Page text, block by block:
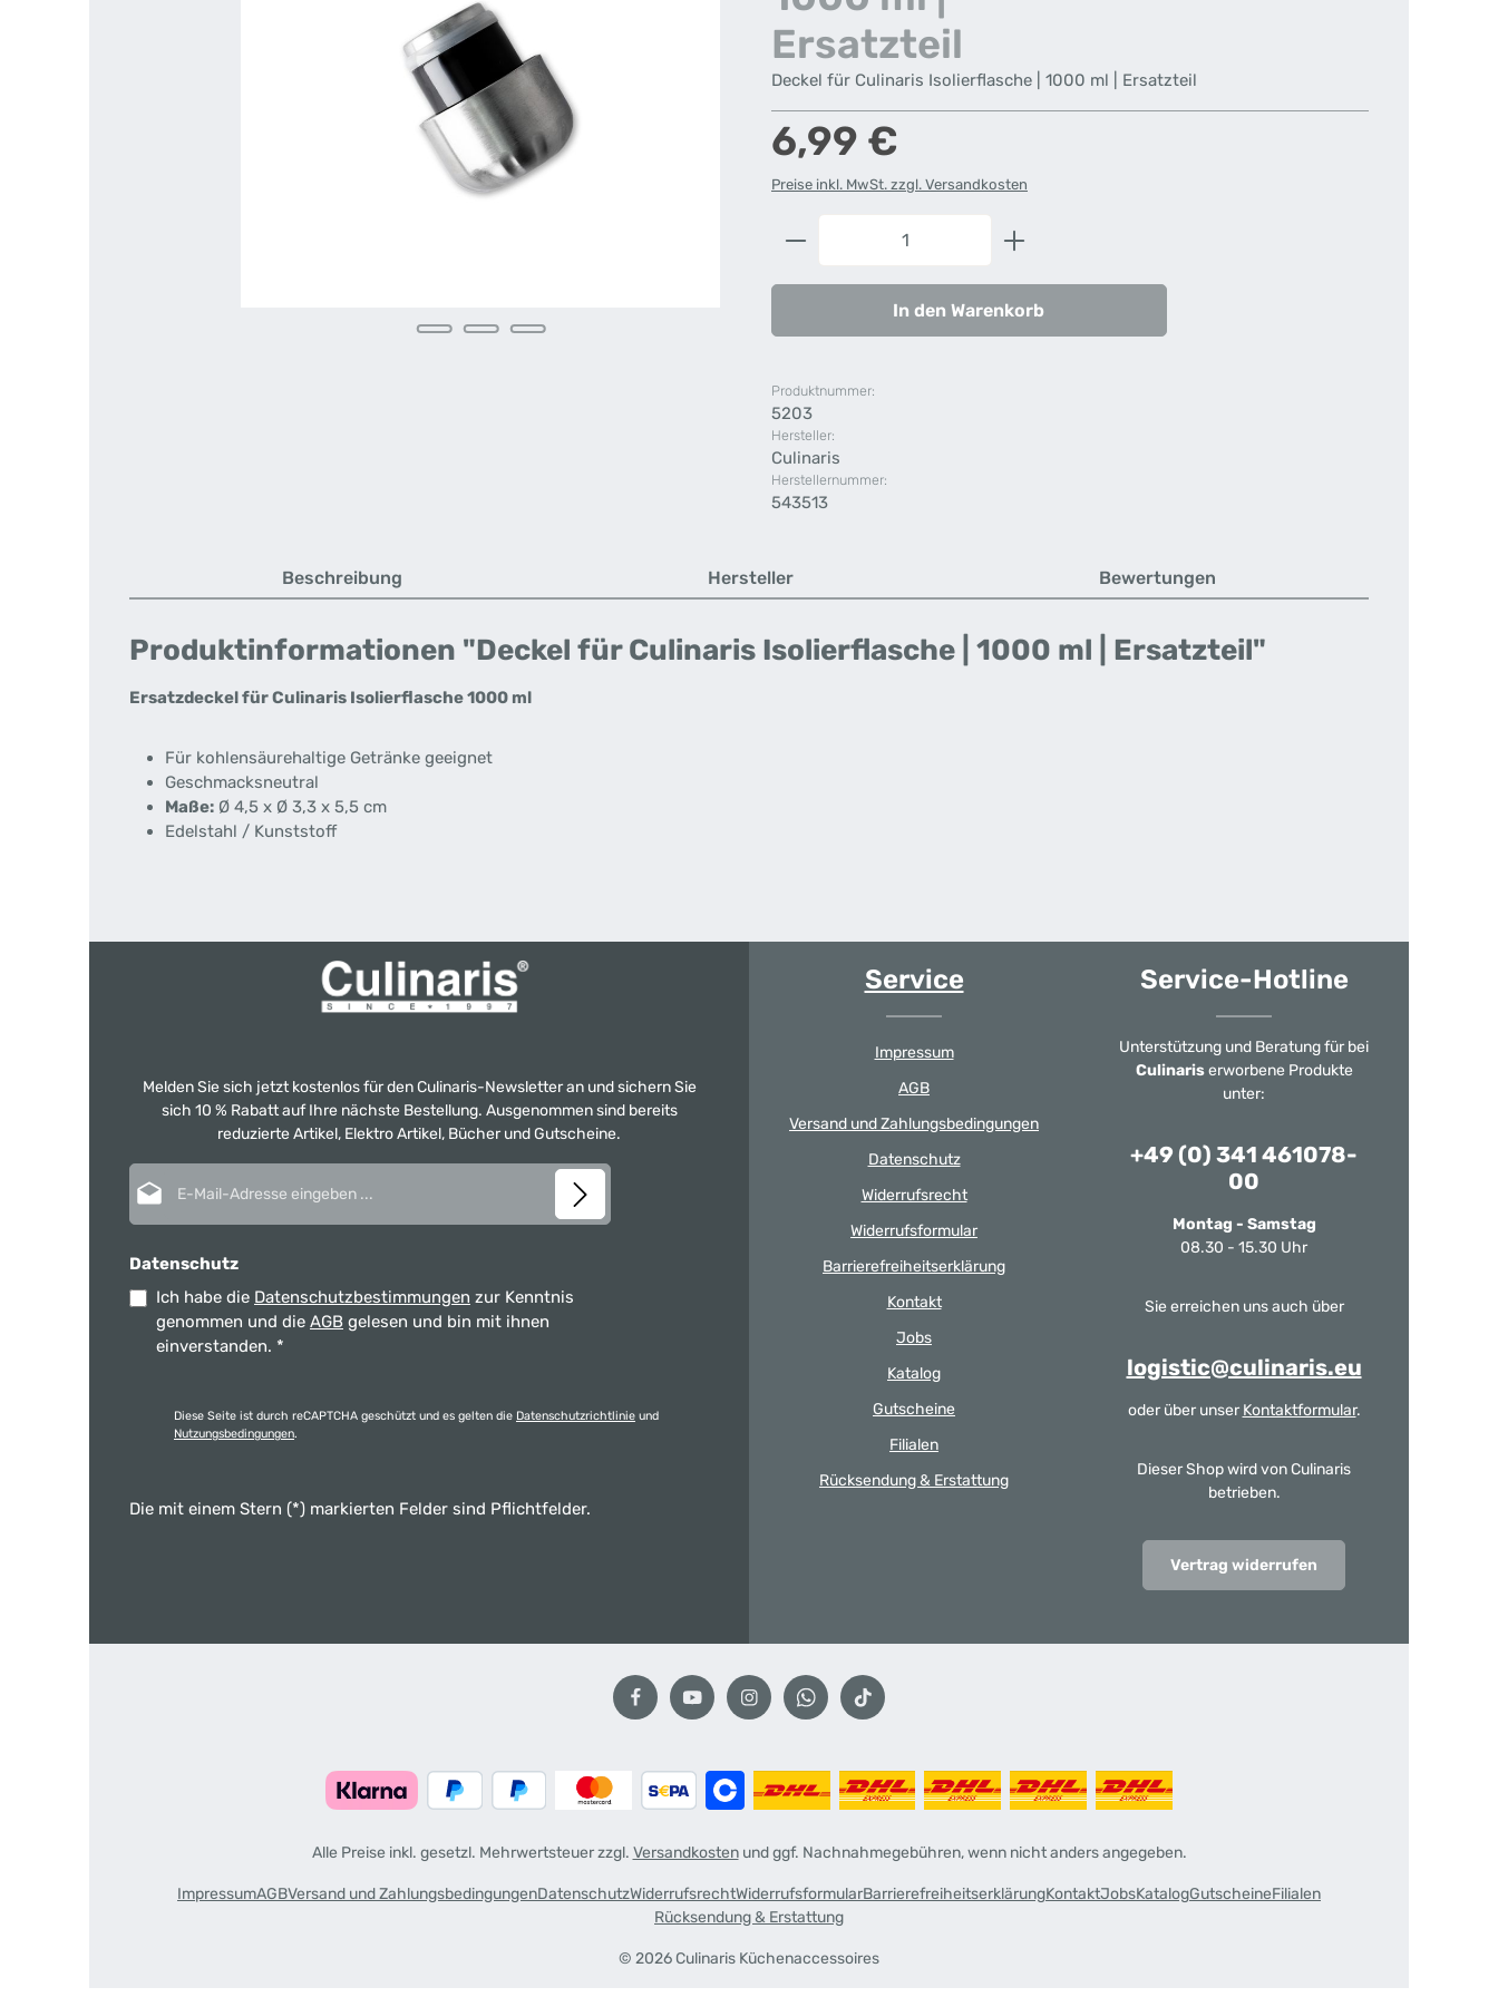
Ersatzteil
Deckel für Culinaris Isolierflasche | 1000 ml | Ersatzteil
Regulärer Preis:
6,99 €
Preise inkl. MwSt. zzgl. Versandkosten
Produkt Anzahl: Gib den gewünschten Wert ein oder
In den Warenkorb
Produktnummer:
5203
Hersteller:
Culinaris
Herstellernummer:
543513
Beschreibung Hersteller Bewertungen
Produktinformationen "Deckel für Culinaris Isolierflasche | 1000 ml | Ersatzteil"
Ersatzdeckel für Culinaris Isolierflasche 1000 ml
Für kohlensäurehaltige Getränke geeignet
Geschmacksneutral
Maße: Ø 4,5 x Ø 3,3 x 5,5 cm
Edelstahl / Kunststoff
Melden Sie sich jetzt kostenlos für den Culinaris-Newsletter an und sichern Sie
sich 10 % Rabatt auf Ihre nächste Bestellung. Ausgenommen sind bereits
reduzierte Artikel, Elektro Artikel, Bücher und Gutscheine.
Datenschutz
Ich habe die Datenschutzbestimmungen zur Kenntnis
genommen und die AGB gelesen und bin mit ihnen
einverstanden. *
Diese Seite ist durch reCAPTCHA geschützt und es gelten die Datenschutzrichtlinie und
Nutzungsbedingungen.
Die mit einem Stern (*) markierten Felder sind Pflichtfelder.
Service
Impressum
AGB
Versand und Zahlungsbedingungen
Datenschutz
Widerrufsrecht
Widerrufsformular
Barrierefreiheitserklärung
Kontakt
Jobs
Katalog
Gutscheine
Filialen
Rücksendung & Erstattung
Service-Hotline
Unterstützung und Beratung für bei
Culinariserworbene Produkte
unter:
+49 (0) 341 461078-
00
Montag - Samstag
08.30 - 15.30 Uhr
Sie erreichen uns auch über
logistic@culinaris.eu
oder über unser Kontaktformular.
Dieser Shop wird von Culinaris
betrieben.
Vertrag widerrufen
Alle Preise inkl. gesetzl. Mehrwertsteuer zzgl. Versandkostenund ggf. Nachnahmegebühren, wenn nicht anders angegeben.
© 2026 Culinaris Küchenaccessoires
ImpressumAGBVersand und ZahlungsbedingungenDatenschutzWiderrufsrechtWiderrufsformularBarrierefreiheitserklärungKontaktJobsKatalogGutscheineFilialen
Rücksendung & Erstattung